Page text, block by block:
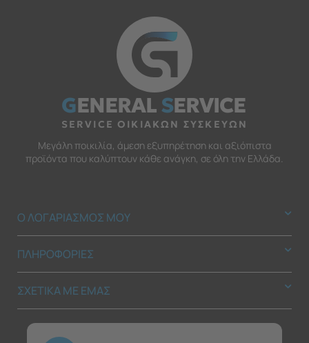
GENERALSERVICE
SERVICE ΟΙΚΙΑΚΩΝ ΣΥΣΚΕΥΩΝ
Μεγάλη ποικιλία, άμεση εξυπηρέτηση και αξιόπιστα
προϊόντα που καλύπτουν κάθε ανάγκη, σε όλη την Ελλάδα.
Ο ΛΟΓΑΡΙΑΣΜΟΣ ΜΟΥ
ΠΛΗΡΟΦΟΡΙΕΣ
ΣΧΕΤΙΚΑ ΜΕ ΕΜΑΣ